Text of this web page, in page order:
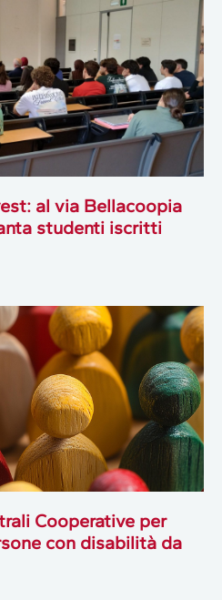
al via Bellacoopia
studenti iscritti
Cooperative per
con disabilità da